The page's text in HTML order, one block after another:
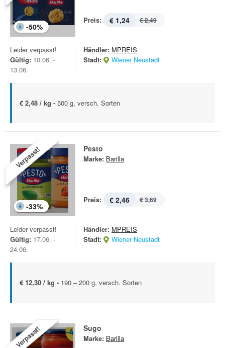
-50%
Preis: € 1,24 € 2,49
Leider verpasst!
Gültig: 10.06. -
13.06.
Händler: MPREIS
Stadt:
Wiener Neustadt
€ 2,48 / kg - 500 g, versch. Sorten
Verpasst!
-33%
Pesto
Marke: Barilla
Preis: € 2,46 € 3,69
Leider verpasst!
Gültig: 17.06. -
24.06.
Händler: MPREIS
Stadt:
Wiener Neustadt
€ 12,30 / kg - 190 – 200 g, versch. Sorten
Verpasst! Sugo
Marke: Barilla